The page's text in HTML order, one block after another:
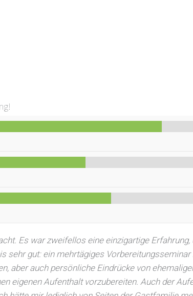
Es war zweifellos eine einzigartige Erfahrung,
sehr gut: ein mehrtägiges
aber auch persönliche Eindrücke von
eigenen Aufenthalt vorzubereiten. Auch der